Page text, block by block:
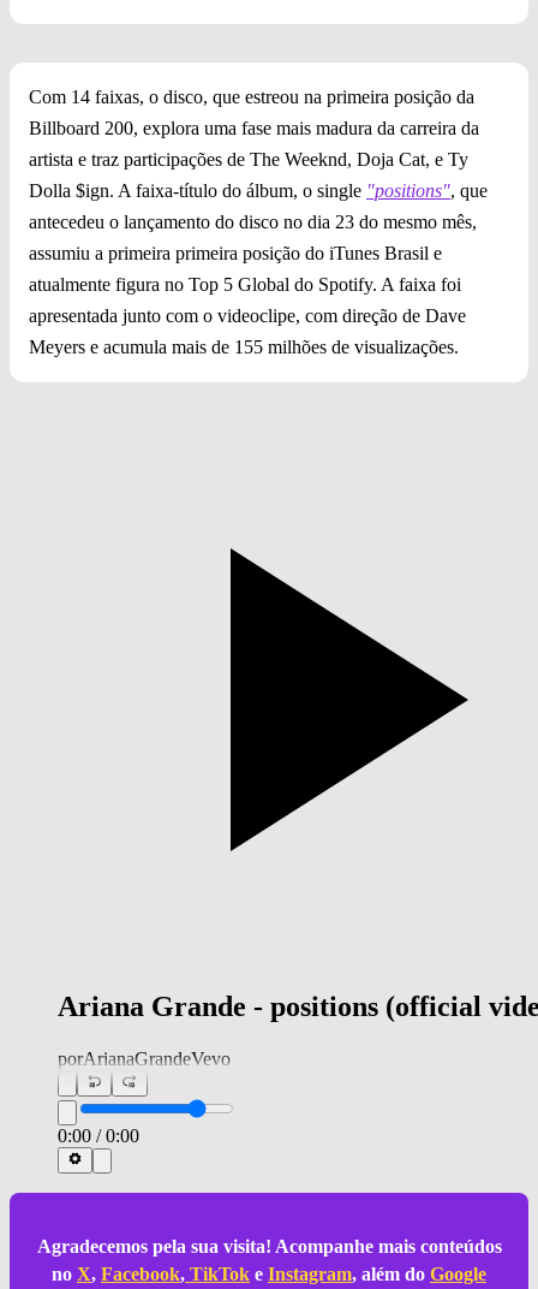
Com 14 faixas, o disco, que estreou na primeira posição da
Billboard 200, explora uma fase mais madura da carreira da
artista e traz participações de The Weeknd, Doja Cat, e Ty
Dolla $ign. A faixa-título do álbum, o single "positions", que
antecedeu o lançamento do disco no dia 23 do mesmo mês,
assumiu a primeira primeira posição do iTunes Brasil e
atualmente figura no Top 5 Global do Spotify. A faixa foi
apresentada junto com o videoclipe, com direção de Dave
Meyers e acumula mais de 155 milhões de visualizações.
Ariana Grande - positions (official
porArianaGrandeVevo
0:00 /0:00
Agradecemos pela sua visita! Acompanhe mais conteúdos
no X, Facebook, TikTok e Instagram, além do Google